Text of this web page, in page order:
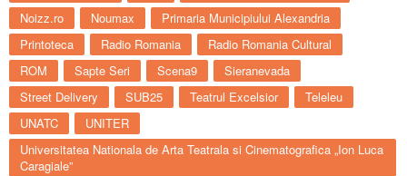
Noizz.ro
Noumax
Primaria Municipiului Alexandria
Printoteca
Radio Romania
Radio Romania Cultural
ROM
Sapte Seri Scena9
Sieranevada
Street Delivery
SUB25 Teatrul Excelsior
Teleleu
UNATC
UNITER
Universitatea Nationala de Arta Teatrala si Cinematografica „Ion Luca
Caragiale”